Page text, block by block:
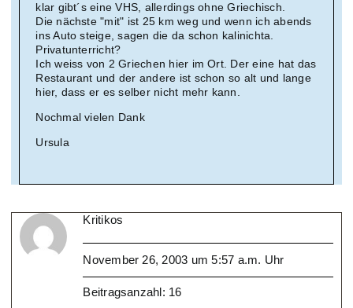
klar gibt´s eine VHS, allerdings ohne Griechisch.
Die nächste "mit" ist 25 km weg und wenn ich abends
ins Auto steige, sagen die da schon kalinichta.
Privatunterricht?
Ich weiss von 2 Griechen hier im Ort. Der eine hat das
Restaurant und der andere ist schon so alt und lange
hier, dass er es selber nicht mehr kann.
Nochmal vielen Dank
Ursula
Kritikos
November 26, 2003 um 5:57 a.m. Uhr
Beitragsanzahl: 16